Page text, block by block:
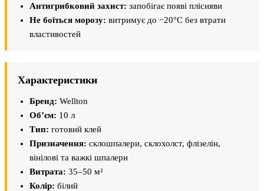
Антигрибковий захист: запобігає появі плісняви
Не боїться морозу: витримує до −20°C без втрати
властивостей
Характеристики
Бренд: Wellton
Об’єм: 10 л
Тип: готовий клей
Призначення: склошпалери, склохолст, флізелін,
вінілові та важкі шпалери
Витрата: 35–50 м²
Колір: білий